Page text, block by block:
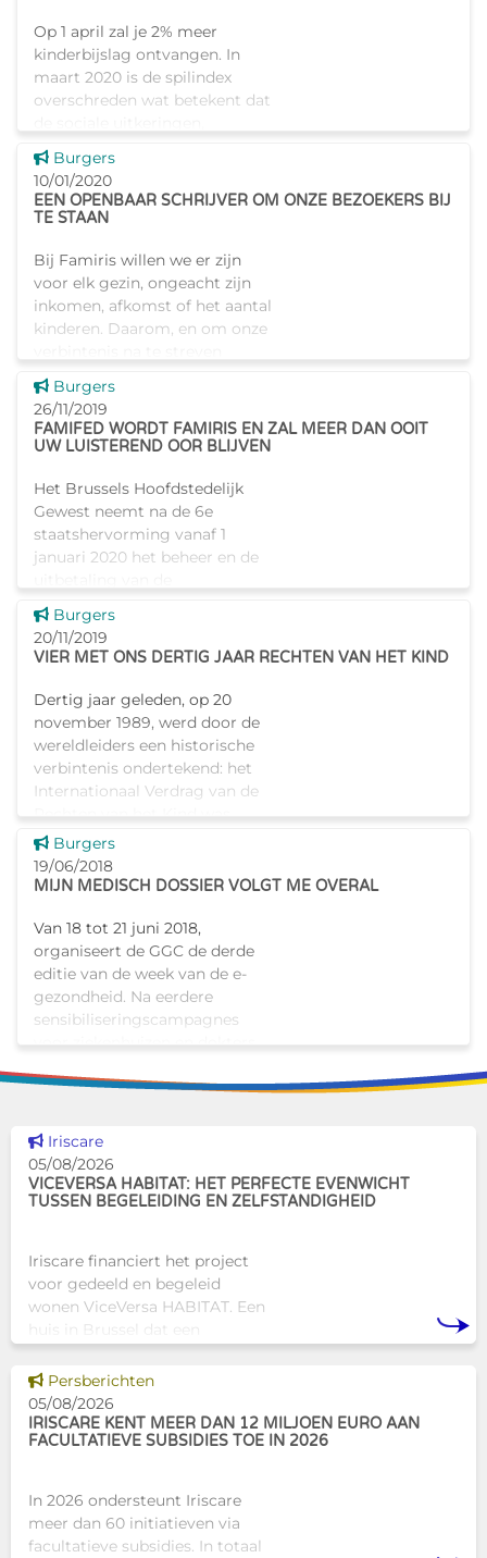
Op 1 april zal je 2% meer
kinderbijslag ontvangen. In
maart 2020 is de spilindex
overschreden wat betekent dat
waaronder kinderbijslag,
geïndexeerd worden in april
2020. He
Dit nieuws tonen
Burgers
10/01/2020
EEN OPENBAAR SCHRIJVER OM ONZE BEZOEKERS BIJ
TE STAAN
Bij Famiris willen we er zijn
voor elk gezin, ongeacht zijn
inkomen, afkomst of het aantal
kinderen. Daarom, en om onze
vanuit een persoonlijke aanpak,
doen we een beroep op
Dit nieuws tonen
Burgers
26/11/2019
FAMIFED WORDT FAMIRIS EN ZAL MEER DAN OOIT
UW LUISTEREND OOR BLIJVEN
Het Brussels Hoofdstedelijk
Gewest neemt na de 6e
staatshervorming vanaf 1
januari 2020 het beheer en de
kinderbijslag in eigen handen.
FAMIFED wordt vanaf dan
Famiris. De gevolgen
Dit nieuws tonen
Burgers
20/11/2019
VIER MET ONS DERTIG JAAR RECHTEN VAN HET KIND
Dertig jaar geleden, op 20
november 1989, werd door de
wereldleiders een historische
verbintenis ondertekend: het
Internationaal Verdrag van de
Rechten van het Kind was
daarmee een feit.
Dit nieuws tonen
Burgers
19/06/2018
MIJN MEDISCH DOSSIER VOLGT ME OVERAL
Van 18 tot 21 juni 2018,
organiseert de GGC de derde
editie van de week van de e-
gezondheid. Na eerdere
sensibiliseringscampagnes
voor ziekenhuizen en dokters,
van d
Dit nieuws tonen
Iriscare
05/08/2026
VICEVERSA HABITAT: HET PERFECTE EVENWICHT
TUSSEN BEGELEIDING EN ZELFSTANDIGHEID
Iriscare financiert het project
voor gedeeld en begeleid
wonen ViceVersa HABITAT. Een
huis in Brussel dat een
alternatief biedt voor de
traditionele
huisvestingsstructuren v
Dit nieuws tonen
Persberichten
05/08/2026
IRISCARE KENT MEER DAN 12 MILJOEN EURO AAN
FACULTATIEVE SUBSIDIES TOE IN 2026
In 2026 ondersteunt Iriscare
meer dan 60 initiatieven via
facultatieve subsidies. In totaal